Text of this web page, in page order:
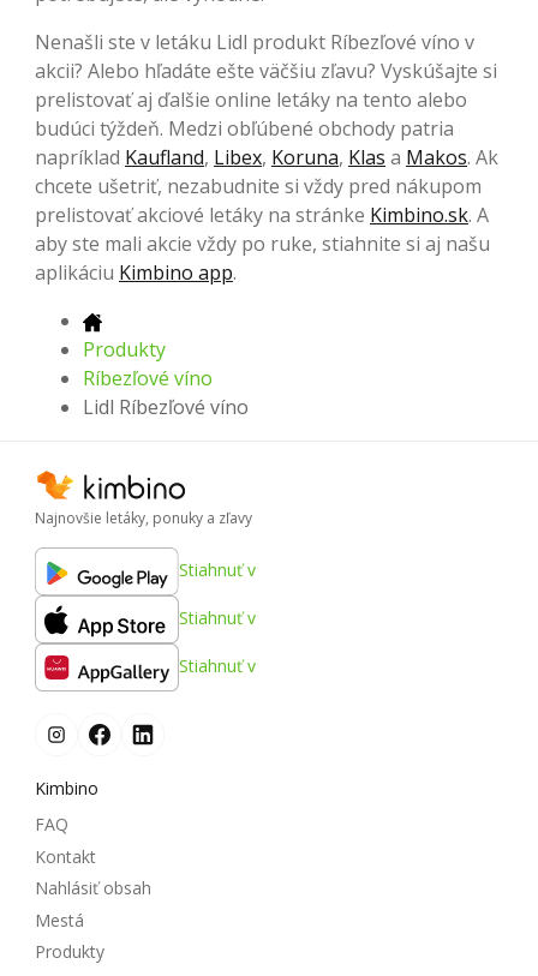
Nenašli ste v letáku Lidl produkt Ríbezľové víno v
akcii? Alebo hľadáte ešte väčšiu zľavu? Vyskúšajte si
prelistovať aj ďalšie online letáky na tento alebo
budúci týždeň. Medzi obľúbené obchody patria
napríklad Kaufland, Libex, Koruna, Klas a Makos. Ak
chcete ušetriť, nezabudnite si vždy pred nákupom
prelistovať akciové letáky na stránke Kimbino.sk. A
aby ste mali akcie vždy po ruke, stiahnite si aj našu
aplikáciu Kimbino app.
Produkty
Ríbezľové víno
Lidl Ríbezľové víno
Najnovšie letáky, ponuky a zľavy
Stiahnuť v
Stiahnuť v
Stiahnuť v
Kimbino
FAQ
Kontakt
Nahlásiť obsah
Mestá
Produkty